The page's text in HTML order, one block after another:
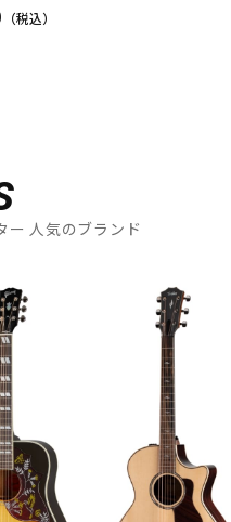
（税込）
ー 人気のブランド